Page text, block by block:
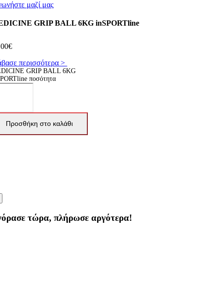
μαζί μας
GRIP BALL 6KG inSPORTline
€
περισσότερα >
GRIP BALL 6KG
ποσότητα
Προσθήκη στο καλάθι
τώρα, πλήρωσε αργότερα!